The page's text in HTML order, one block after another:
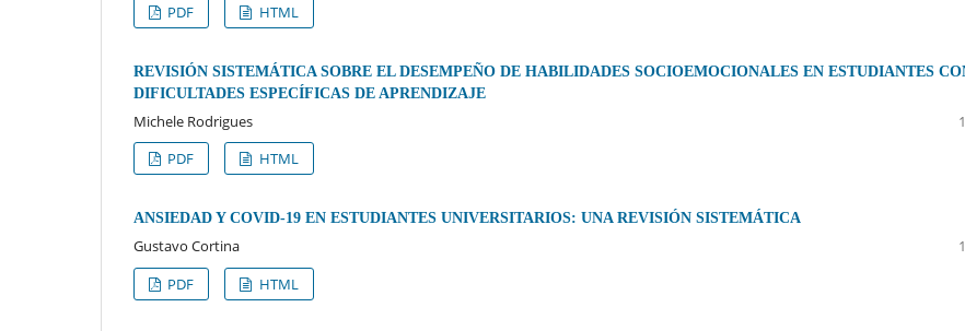
PDF
HTML
REVISIÓN SISTEMÁTICA SOBRE EL DESEMPEÑO DE HABILIDADES SOCIOEMOCIONALES EN ESTUDIANTES
DIFICULTADES ESPECÍFICAS DE APRENDIZAJE
Michele Rodrigues
PDF
HTML
ANSIEDAD Y COVID-19 EN ESTUDIANTES UNIVERSITARIOS: UNA REVISIÓN SISTEMÁTICA
Gustavo Cortina
PDF
HTML